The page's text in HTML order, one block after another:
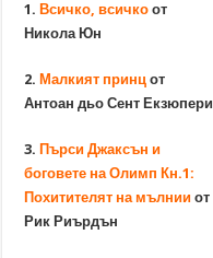
1. Всичко, всичко от
Никола Юн
2. Малкият принцот
Антоан дьо Сент Екзюпери
3. Пърси Джаксън и
боговете на Олимп Кн.1:
Похитителят на мълнии от
Рик Риърдън